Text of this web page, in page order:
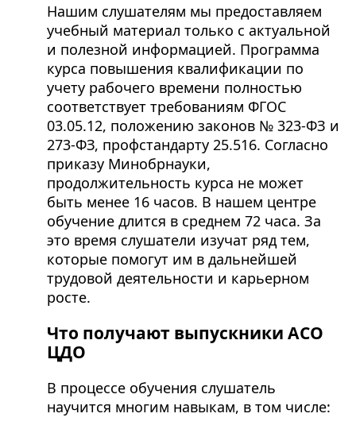
Нашим слушателям мы предоставляем
учебный материал только с актуальной
и полезной информацией. Программа
курса повышения квалификации по
учету рабочего времени полностью
соответствует требованиям ФГОС
03.05.12, положению законов № 323-ФЗ и
273-ФЗ, профстандарту 25.516. Согласно
приказу Минобрнауки,
продолжительность курса не может
быть менее 16 часов. В нашем центре
обучение длится в среднем 72 часа. За
это время слушатели изучат ряд тем,
которые помогут им в дальнейшей
трудовой деятельности и карьерном
росте.
Что получают выпускники АСО
ЦДО
В процессе обучения слушатель
научится многим навыкам, в том числе: